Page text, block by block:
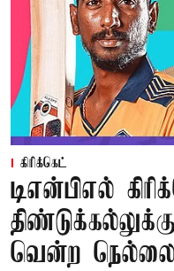
கிரிக்கெட்
டிஎன்பிஎல்
வென்ற நெல்லை